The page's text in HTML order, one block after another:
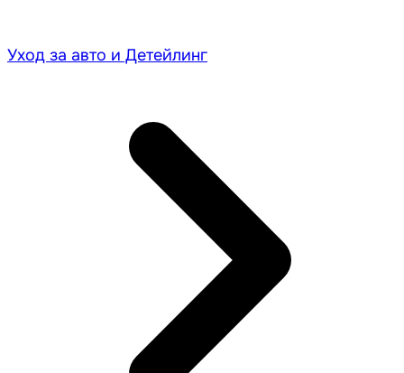
Уход за авто и Детейлинг